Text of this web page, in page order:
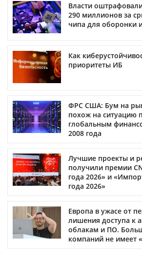
Власти
290 миллионов за
чипа для оборонки
Как
приоритеты ИБ
ФРС США: Бум на
похож на ситуацию
глобальным
2008 года
Лучшие проекты и
получили премии
года 2026» и
года 2026»
Европа в ужасе от
лишения доступа к
облакам и ПО.
компаний не имеет